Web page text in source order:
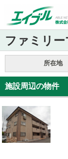
ファミリ
所在地
施設周辺の物件